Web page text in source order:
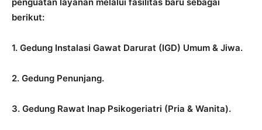
penguatan layanan melalui fasilitas baru sebagai
berikut:
1. Gedung Instalasi Gawat Darurat (IGD) Umum & Jiwa.
2. Gedung Penunjang.
3. Gedung Rawat Inap Psikogeriatri (Pria & Wanita).